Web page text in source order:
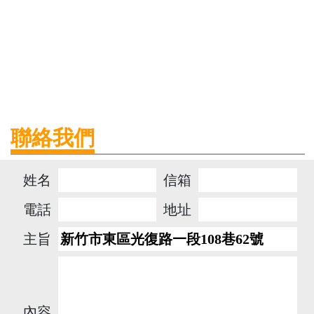
聯絡我們
姓名
信箱
電話
地址
主旨